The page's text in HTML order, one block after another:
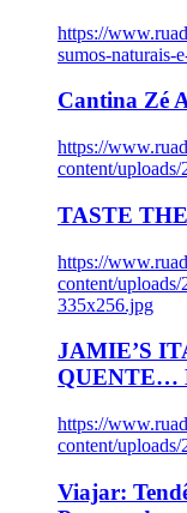
https://
sumos-naturais-
Cantina Zé
https://
content/
TASTE
https://
content/
335x256.jpg
JAMIE’S
QUENTE…
https://
content/
Viajar: